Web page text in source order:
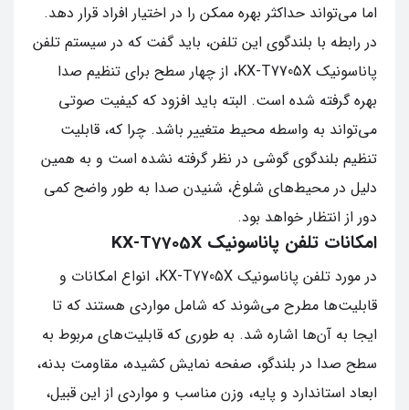
اما می‌تواند حداکثر بهره ممکن را در اختیار افراد قرار دهد.
در رابطه با بلندگوی این تلفن، باید گفت که در سیستم تلفن
پاناسونیک KX-T7705X، از چهار سطح برای تنظیم صدا
بهره گرفته شده است. البته باید افزود که کیفیت صوتی
می‌تواند به واسطه محیط متغییر باشد. چرا که، قابلیت
تنظیم بلندگوی گوشی در نظر گرفته نشده است و به همین
دلیل در محیط‌های شلوغ، شنیدن صدا به طور واضح کمی
دور از انتظار خواهد بود.
امکانات تلفن پاناسونیک KX-T7705X
در مورد تلفن پاناسونیک KX-T7705X، انواع امکانات و
قابلیت‌ها مطرح می‌شوند که شامل مواردی هستند که تا
ایجا به آن‌ها اشاره شد. به طوری که قابلیت‌های مربوط به
سطح صدا در بلندگو، صفحه نمایش کشیده، مقاومت بدنه،
ابعاد استاندارد و پایه، وزن مناسب و مواردی از این قبیل،